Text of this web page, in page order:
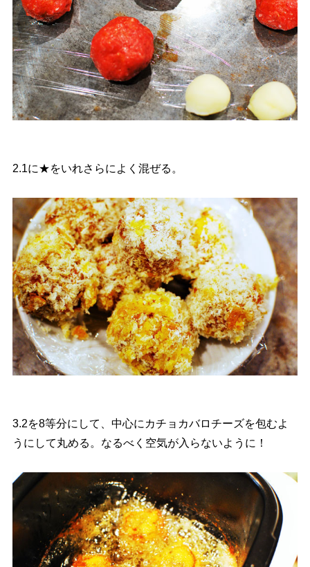
2.1に★をいれさらによく混ぜる。
3.2を8等分にして、中心にカチョカバロチーズを包むよ
うにして丸める。なるべく空気が入らないように！